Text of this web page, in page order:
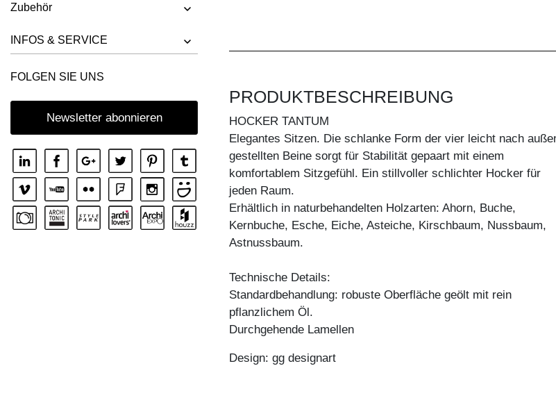
Zubehör
INFOS & SERVICE
FOLGEN SIE UNS
Newsletter abonnieren
PRODUKTBESCHREIBUNG
HOCKER TANTUM
Elegantes Sitzen. Die schlanke Form der vier leicht nach
gestellten Beine sorgt für Stabilität gepaart mit einem
komfortablem Sitzgefühl. Ein stillvoller schlichter Hocker für
jeden Raum.
Erhältlich in naturbehandelten Holzarten: Ahorn, Buche,
Kernbuche, Esche, Eiche, Asteiche, Kirschbaum, Nussbaum,
Astnussbaum.
Technische Details:
Standardbehandlung: robuste Oberfläche geölt mit rein
pflanzlichem Öl.
Durchgehende Lamellen
Design: gg designart